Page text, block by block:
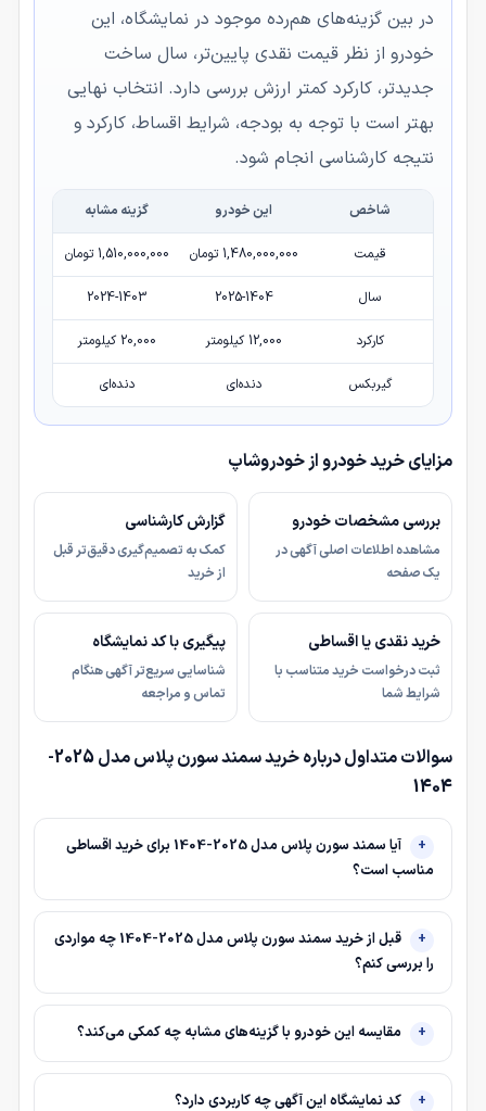
در بین گزینه‌های هم‌رده موجود در نمایشگاه، این
خودرو از نظر قیمت نقدی پایین‌تر، سال ساخت
جدیدتر، کارکرد کمتر ارزش بررسی دارد. انتخاب نهایی
بهتر است با توجه به بودجه، شرایط اقساط، کارکرد و
نتیجه کارشناسی انجام شود.
شاخص این خودرو گزینه مشابه
قیمت 1,480,000,000 تومان 1,510,000,000 تومان
سال 2025-1404
2024-1403
کارکرد 12,000 کیلومتر 20,000 کیلومتر
گیربکس دنده‌ای دنده‌ای
مزایای خرید خودرو از خودروشاپ
بررسی مشخصات خودرو
مشاهده اطلاعات اصلی آگهی در
یک صفحه
گزارش کارشناسی
کمک به تصمیم‌گیری دقیق‌تر قبل
از خرید
خرید نقدی یا اقساطی
ثبت درخواست خرید متناسب با
شرایط شما
پیگیری با کد نمایشگاه
شناسایی سریع‌تر آگهی هنگام
تماس و مراجعه
سوالات متداول درباره خرید سمند سورن پلاس مدل 2025-
1404
آیا سمند سورن پلاس مدل 2025-1404 برای خرید اقساطی
مناسب است؟
قبل از خرید سمند سورن پلاس مدل 2025-1404 چه مواردی
را بررسی کنم؟
مقایسه این خودرو با گزینه‌های مشابه چه کمکی می‌کند؟
کد نمایشگاه این آگهی چه کاربردی دارد؟